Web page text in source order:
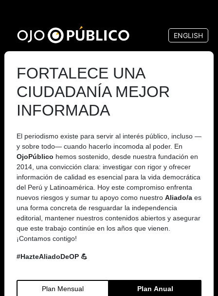
contenido
principal
ENGLISH
FORTALECE UNA
CIUDADANÍA MEJOR
INFORMADA
El periodismo existe para servir al interés público, incluso —
y sobre todo— cuando hacerlo incomoda al poder. En
OjoPúblico hemos sostenido, desde nuestra fundación en
2014, una convicción clara: investigar con rigor y ofrecer
información de calidad es esencial para la vida democrática
del Perú y Latinoamérica. Hoy este compromiso enfrenta
nuevos riesgos y sumar tu apoyo como nuestro Aliado/a es
una forma concreta de resguardar la independencia
editorial, mantener nuestros contenidos abiertos y asegurar
que este trabajo continúe en los años que vienen.
¡Contamos contigo!
#HazteAliadoDeOP 💪
Plan Mensual Plan Anual